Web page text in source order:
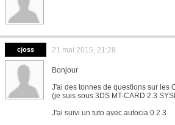
cjoss 21 mai 2015, 21:28
Bonjour
J'ai des tonnes de questions sur les
(je suis sous 3DS MT-CARD 2.3
J'ai suivi un tuto avec autocia 0.2.3